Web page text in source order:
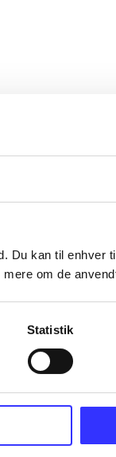
Du kan til
om de
Statistik